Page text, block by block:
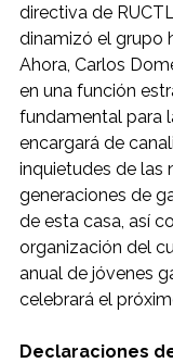
directiva de
dinamizó el grupo
Ahora, Carlos
en una función
fundamental para
encargará de
inquietudes de las
generaciones de
de esta casa, así
organización del
anual de jóvenes
celebrará el
Declaraciones